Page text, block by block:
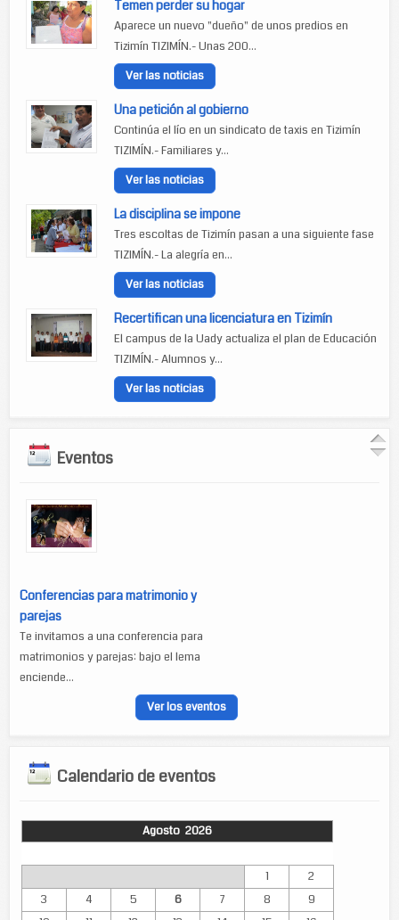
Temen perder su hogar
Aparece un nuevo "dueño" de unos predios en
Tizimín TIZIMÍN.- Unas 200...
Ver las noticias
Una petición al gobierno
Continúa el lío en un sindicato de taxis en Tizimín
TIZIMÍN.- Familiares y...
Ver las noticias
La disciplina se impone
Tres escoltas de Tizimín pasan a una siguiente fase
TIZIMÍN.- La alegría en...
Ver las noticias
Recertifican una licenciatura en Tizimín
El campus de la Uady actualiza el plan de Educación
TIZIMÍN.- Alumnos y...
Ver las noticias
Eventos
Conferencias para matrimonio y
parejas
Te invitamos a una conferencia para
matrimonios y parejas: bajo el lema
enciende...
Ver los eventos
Calendario de eventos
Agosto 2026
1
2
3
4 5 6 7 8
9